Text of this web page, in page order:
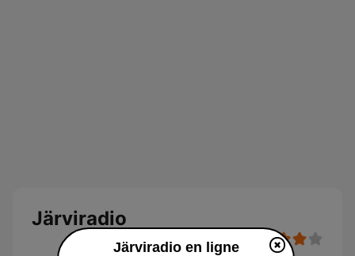
Järviradio
Järviradio en ligne